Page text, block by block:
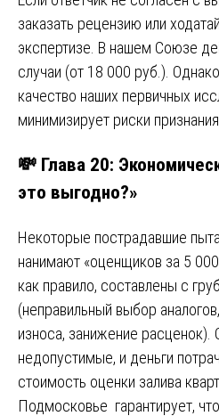
заказать рецензию или
экспертизе. В нашем Союзе
случаи (от 18 000 руб.).
качество наших первичных
минимизирует риски
💸 Глава 20:
это выгодно?»
Некоторые пострадавшие
нанимают «оценщиков за 5
как правило, составлены с
(неправильный выбор
износа, занижение расценок).
недопустимые, и деньги
стоимость оценки залива
Подмосковье гарантирует,